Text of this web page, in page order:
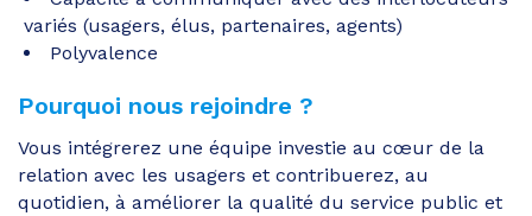
variés (usagers, élus, partenaires, agents)
Polyvalence
Pourquoi nous rejoindre ?
Vous intégrerez une équipe investie au cœur de la
relation avec les usagers et contribuerez, au
quotidien, à améliorer la qualité du service public et